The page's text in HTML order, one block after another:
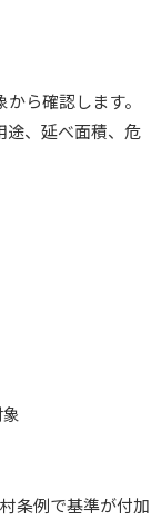
ら確認します。
途、延べ面積、危
条例で基準が付加